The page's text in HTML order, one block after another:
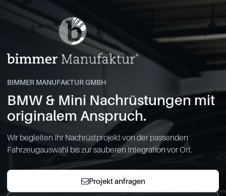
BIMMER MANUFAKTUR GMBH
BMW & Mini Nachrüstungen mit
originalem Anspruch.
Wir begleiten Ihr Nachrüstprojekt von der passenden
Fahrzeugauswahl bis zur sauberen Integration vor Ort.
Projekt anfragen